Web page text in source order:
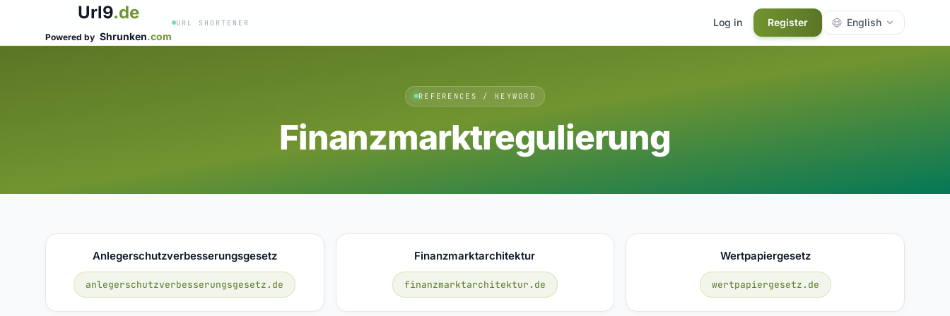
Url9.de
Powered by Shrunken.com
URL SHORTENER Log in Register English
REFERENCES / KEYWORD
Finanzmarktregulierung
Anlegerschutzverbesserungsgesetz
anlegerschutzverbesserungsgesetz.de
Finanzmarktarchitektur
finanzmarktarchitektur.de
Wertpapiergesetz
wertpapiergesetz.de